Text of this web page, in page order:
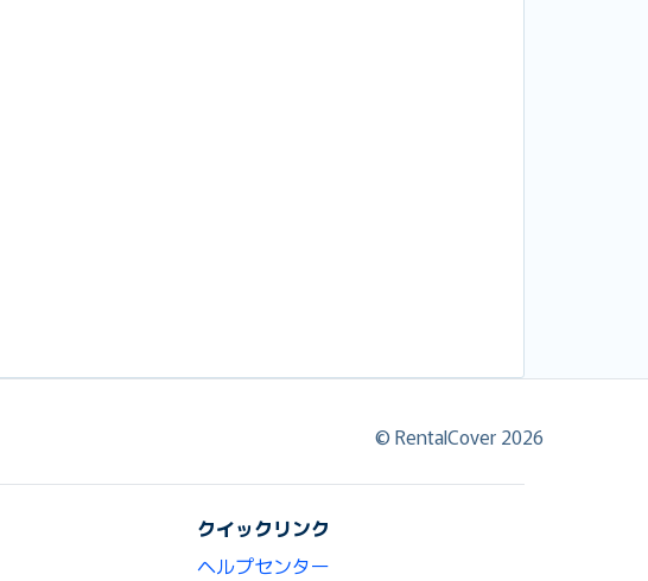
© RentalCover 2026
クイックリンク
ヘルプセンター